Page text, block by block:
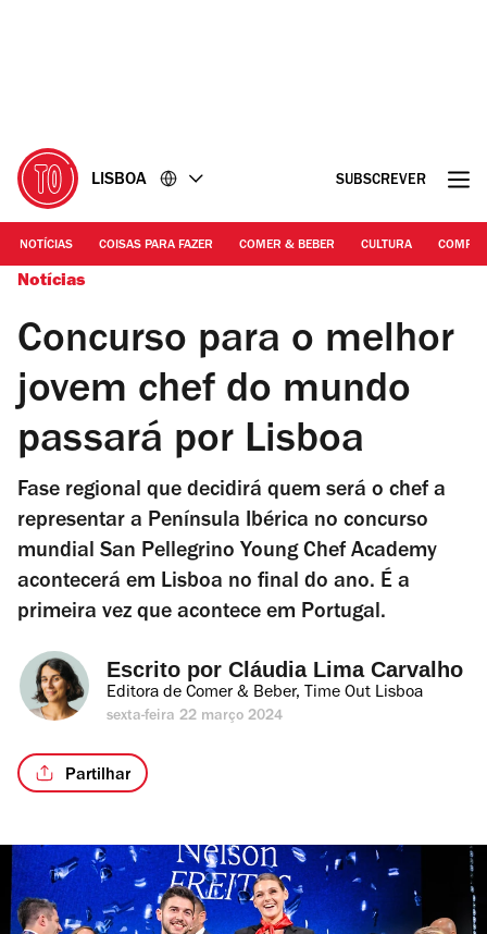
LISBOA SUBSCREVER
NOTÍCIAS COISAS PARA FAZER COMER & BEBER CULTURA
Notícias
Concurso para o melhor
jovem chef do mundo
passará por Lisboa
Fase regional que decidirá quem será o chef a
representar a Península Ibérica no concurso
mundial San Pellegrino Young Chef Academy
acontecerá em Lisboa no final do ano. É a
primeira vez que acontece em Portugal.
Escrito por Cláudia Lima Carvalho
Editora de Comer & Beber, Time Out Lisboa
sexta-feira 22 março 2024
Partilhar